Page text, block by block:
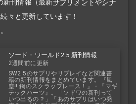
新刊情報（最新サプリメントやシナ
々と更新しています！
ソード・ワールド2.5 新刊情報
2週間前に更新
SW2.5のサプリやリプレイなど関連書
籍の新刊情報をまとめています。『風
塵!! 鋼のスクラップレース！』・『マギ
テックハーツ』。「ソドワの新刊って
いつ出るの？」「あのサプリはいつ発